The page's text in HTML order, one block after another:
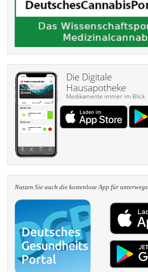
Die Digitale
Hausapotheke
Medikamente immer im Blick
Nutzen Sie auch die kosten­lose App für unterwegs